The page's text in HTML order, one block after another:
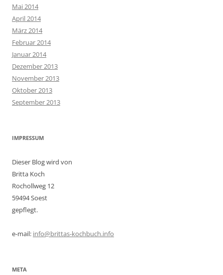
Mai 2014
April 2014
März 2014
Februar 2014
Januar 2014
Dezember 2013
November 2013
Oktober 2013
September 2013
IMPRESSUM
Dieser Blog wird von
Britta Koch
Rochollweg 12
59494 Soest
gepflegt.
e-mail: info@brittas-kochbuch.info
META